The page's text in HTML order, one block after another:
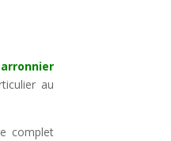
au
complet